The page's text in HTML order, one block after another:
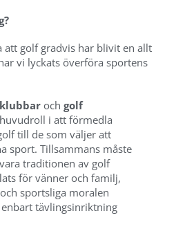
att golf gradvis har blivit en allt
vi lyckats överföra sportens
och golf
i att förmedla
till de som väljer att
sport. Tillsammans måste
traditionen av golf
för vänner och familj,
sportsliga moralen
tävlingsinriktning